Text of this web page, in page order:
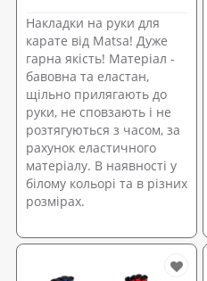
Накладки на руки для
карате від Matsa! Дуже
гарна якість! Матеріал -
бавовна та еластан,
щільно прилягають до
руки, не сповзають і не
розтягуються з часом, за
рахунок еластичного
матеріалу. В наявності у
білому кольорі та в різних
розмірах.